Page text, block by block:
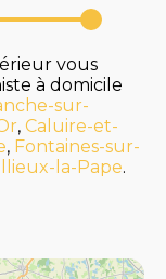
vous
à domicile
sur-
, Caluire-et-
, Fontaines-sur-
la-Pape.